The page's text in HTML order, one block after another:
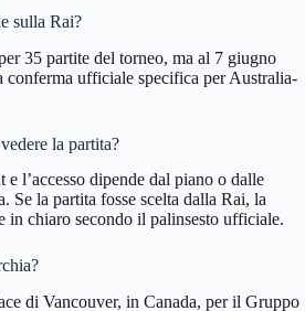
sulla Rai?
35 partite del torneo, ma al 7 giugno
conferma ufficiale specifica per Australia-
la partita?
l’accesso dipende dal piano o dalle
Se la partita fosse scelta dalla Rai, la
in chiaro secondo il palinsesto ufficiale.
di Vancouver, in Canada, per il Gruppo